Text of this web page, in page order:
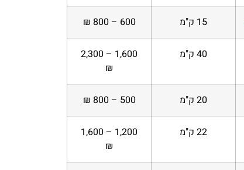
15 ק"מ 600 – 800 ₪
40 ק"מ
1,600 – 2,300
₪
20 ק"מ 500 – 800 ₪
22 ק"מ
1,200 – 1,600
₪